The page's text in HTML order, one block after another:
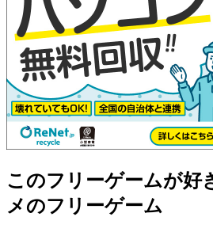
このフリーゲームが好
メのフリーゲーム